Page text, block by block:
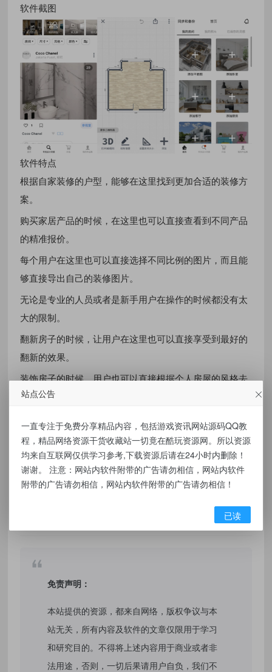
软件截图
软件特点
根据自家装修的户型，能够在这里找到更加合适的装修方
案。
购买家居产品的时候，在这里也可以直接查看到不同产品
的精准报价。
每个用户在这里也可以直接选择不同比例的图片，而且能
够直接导出自己的装修图片。
无论是专业的人员或者是新手用户在操作的时候都没有太
大的限制。
翻新房子的时候，让用户在这里也可以直接享受到最好的
翻新的效果。
装饰房子的时候，用户也可以直接根据个人房屋的风格去
选择全新的装扮方案。
资源下载
点击下载 备用下载
安卓APP-Room Planner 房屋设计师 v1272 高级版
免责声明：
本站提供的资源，都来自网络，版权争议与本
站无关，所有内容及软件的文章仅限用于学习
和研究目的。不得将上述内容用于商业或者非
法用途，否则，一切后果请用户自负，我们不
站点公告
一直专注于免费分享精品内容，包括游戏资讯网站源码QQ教
程，精品网络资源干货收藏站一切竟在酷玩资源网。所以资源
均来自互联网仅供学习参考,下载资源后请在24小时内删除！
谢谢。 注意：网站内软件附带的广告请勿相信，网站内软件
附带的广告请勿相信，网站内软件附带的广告请勿相信！
已读